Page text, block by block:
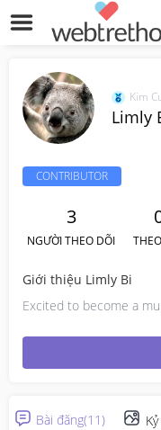
Kim
Limly
CONTRIBUTOR
3
NGƯỜI THEO DÕI
Giới thiệu Limly Bi
Excited to become a
Bài đăng(11)